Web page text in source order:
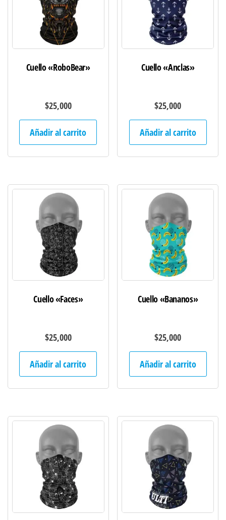
Cuello «RoboBear»
$25,000
Añadir al carrito
Cuello «Anclas»
$25,000
Añadir al carrito
Cuello «Faces»
$25,000
Añadir al carrito
Cuello «Bananos»
$25,000
Añadir al carrito